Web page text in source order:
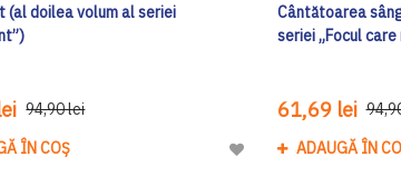
(al doilea volum al seriei
94,90 lei
ÎN COȘ
Adaugă
Cântătoarea
seriei „Focul
61,69 lei
ADAUGĂ ÎN